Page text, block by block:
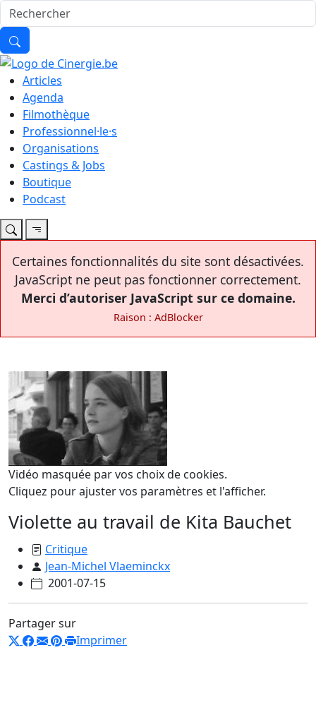
Articles
Agenda
Filmothèque
Professionnel·le·s
Organisations
Castings & Jobs
Boutique
Podcast
Certaines fonctionnalités du site sont désactivées.
JavaScript ne peut pas fonctionner correctement.
Merci d’autoriser JavaScript sur ce domaine.
Raison : AdBlocker
Vidéo masquée par vos choix de cookies.
Cliquez pour ajuster vos paramètres et l'afficher.
Violette au travail de Kita Bauchet
Critique
Jean-Michel Vlaeminckx
2001-07-15
Partager sur
Imprimer